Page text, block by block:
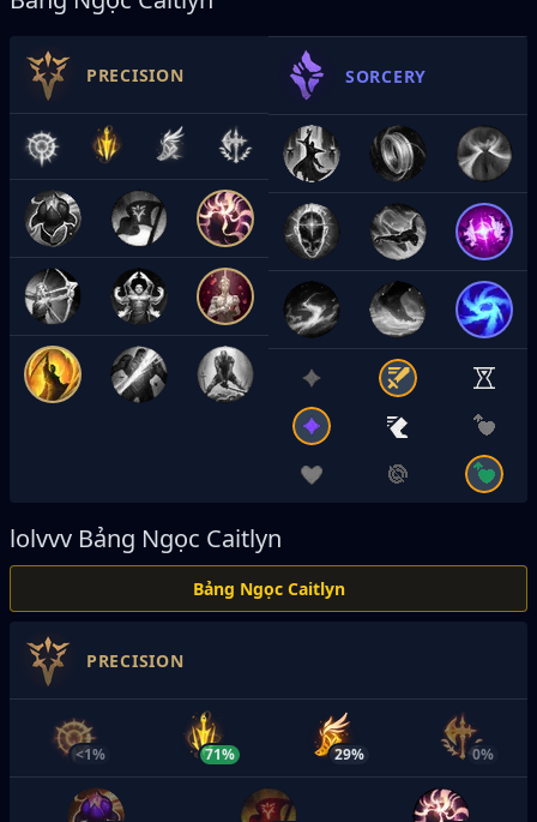
PRECISION SORCERY
lolvvv Bảng Ngọc Caitlyn
Bảng Ngọc Caitlyn
PRECISION
<1% 71% 29% 0%